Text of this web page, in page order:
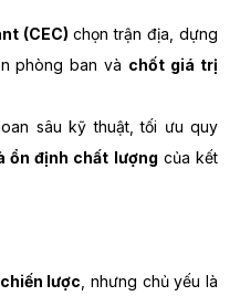
(CEC) chọn trận địa, dựng
phòng ban và chốt giá trị
sâu kỹ thuật, tối ưu quy
ổn định chất lượng của kết
lược , nhưng chủ yếu là